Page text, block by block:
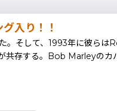
入り！！
そして、1993年に彼らは
共存する。Bob Marleyの